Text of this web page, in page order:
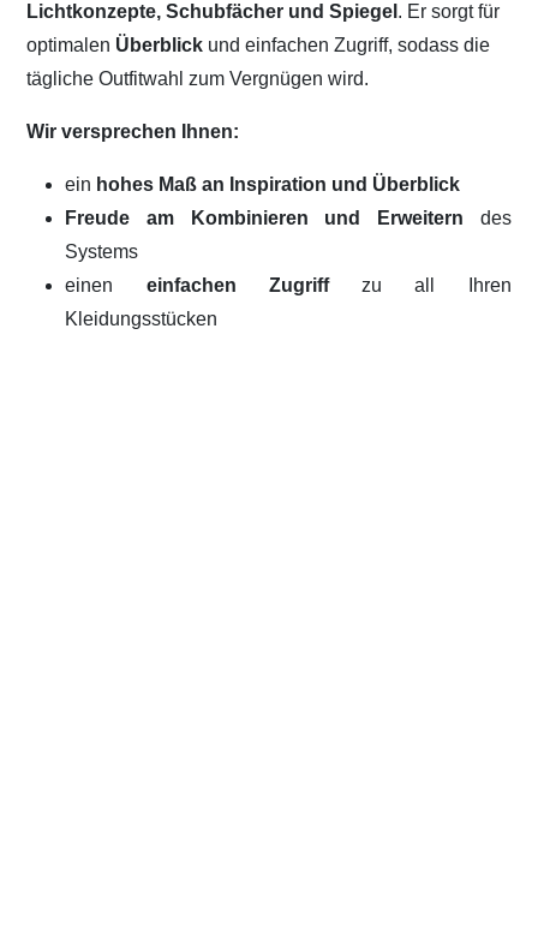
Lichtkonzepte, Schubfächer und Spiegel . Er sorgt für
optimalen Überblick und einfachen Zugriff, sodass die
tägliche Outfitwahl zum Vergnügen wird.
Wir versprechen Ihnen:
ein hohes Maß an Inspiration und Überblick
Freude am Kombinieren und Erweitern des
Systems
einen einfachen Zugriffzu all Ihren
Kleidungsstücken